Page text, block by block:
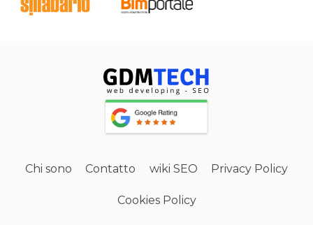
Chi sono Contatto wiki SEO Privacy Policy
Cookies Policy